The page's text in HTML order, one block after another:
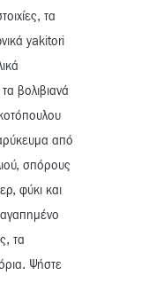
τα
yakitori
βολιβιανά
από
σπόρους
φύκι και
αγαπημένο
τα
Ψήστε